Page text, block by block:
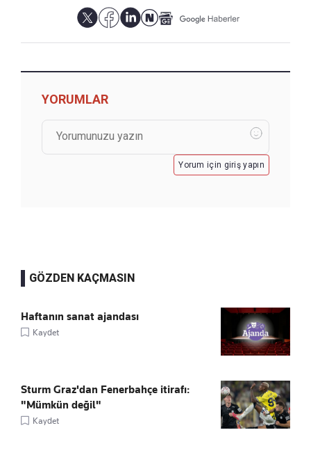
YORUMLAR
Yorum için giriş yapın
GÖZDEN KAÇMASIN
Haftanın sanat ajandası
Kaydet
Sturm Graz'dan Fenerbahçe itirafı:
"Mümkün değil"
Kaydet